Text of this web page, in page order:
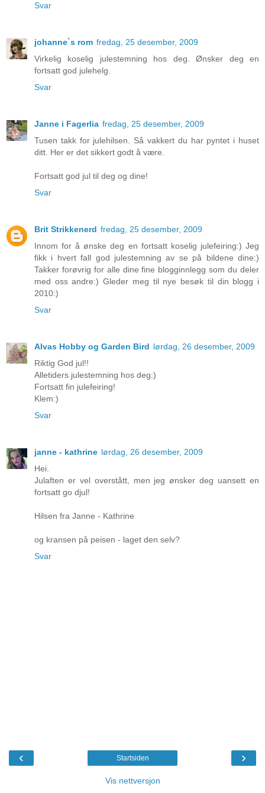
Svar
johanne`s rom fredag, 25 desember, 2009
Virkelig koselig julestemning hos deg. Ønsker deg en
fortsatt god julehelg.
Svar
Janne i Fagerlia fredag, 25 desember, 2009
Tusen takk for julehilsen. Så vakkert du har pyntet i huset
ditt. Her er det sikkert godt å være.
Fortsatt god jul til deg og dine!
Svar
Brit Strikkenerd fredag, 25 desember, 2009
Innom for å ønske deg en fortsatt koselig julefeiring:) Jeg
fikk i hvert fall god julestemning av se på bildene dine:)
Takker forøvrig for alle dine fine blogginnlegg som du deler
med oss andre:) Gleder meg til nye besøk til din blogg i
2010:)
Svar
Alvas Hobby og Garden Bird lørdag, 26 desember, 2009
Riktig God jul!!
Alletiders julestemning hos deg:)
Fortsatt fin julefeiring!
Klem:)
Svar
janne - kathrine lørdag, 26 desember, 2009
Hei.
Julaften er vel overstått, men jeg ønsker deg uansett en
fortsatt go djul!
Hilsen fra Janne - Kathrine
og kransen på peisen - laget den selv?
Svar
‹ ›
Startsiden
Vis nettversjon